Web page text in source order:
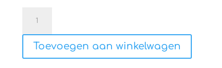
Maxi
Sweet
Treat
247
Toevoegen aan winkelwagen